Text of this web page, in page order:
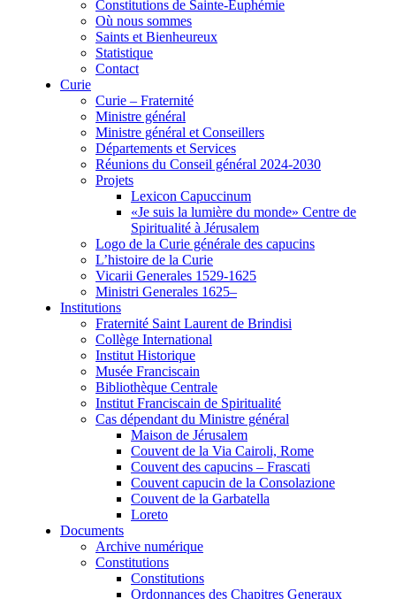
Constitutions de Sainte-Euphémie
Où nous sommes
Saints et Bienheureux
Statistique
Contact
Curie
Curie – Fraternité
Ministre général
Ministre général et Conseillers
Départements et Services
Réunions du Conseil général 2024-2030
Projets
Lexicon Capuccinum
«Je suis la lumière du monde» Centre de
Spiritualité à Jérusalem
Logo de la Curie générale des capucins
L’histoire de la Curie
Vicarii Generales 1529-1625
Ministri Generales 1625–
Institutions
Fraternité Saint Laurent de Brindisi
Collège International
Institut Historique
Musée Franciscain
Bibliothèque Centrale
Institut Franciscain de Spiritualité
Cas dépendant du Ministre général
Maison de Jérusalem
Couvent de la Via Cairoli, Rome
Couvent des capucins – Frascati
Couvent capucin de la Consolazione
Couvent de la Garbatella
Loreto
Documents
Archive numérique
Constitutions
Constitutions
Ordonnances des Chapitres Generaux